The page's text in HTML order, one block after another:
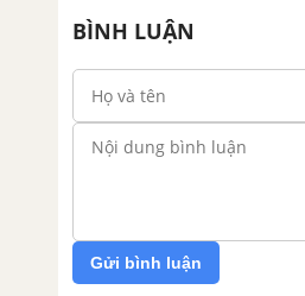
BÌNH LUẬN
Gửi bình luận